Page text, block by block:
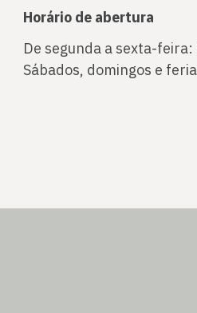
Horário de abertura
De segunda a sexta-
Sábados, domingos e